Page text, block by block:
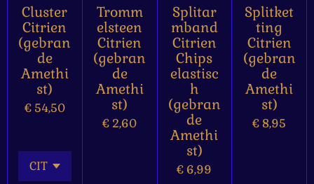
Cluster
Citrien
(gebran
de
Amethi
st)
€ 54,50
Tromm
elsteen
Citrien
(gebran
de
Amethi
st)
€ 2,60
Splitar
mband
Citrien
Chips
elastisc
h
(gebran
de
Amethi
st)
€ 6,99
Splitket
ting
Citrien
(gebran
de
Amethi
st)
€ 8,95